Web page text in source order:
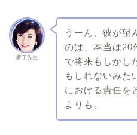
夢子先生
うーん、彼が望
のは、本当は20
で将来もしかし
もしれないみた
における責任を
よりも。